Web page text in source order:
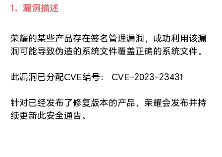
1．漏洞描述
荣耀的某些产品存在签名管理漏洞，成功利用该漏
洞可能导致伪造的系统文件覆盖正确的系统文件。
此漏洞已分配CVE编号： CVE-2023-23431
针对已经发布了修复版本的产品，荣耀会发布并持
续更新此安全通告。